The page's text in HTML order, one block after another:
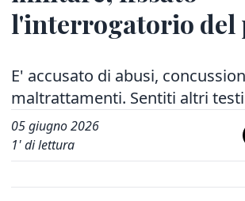
l'interrogatorio del
E' accusato di abusi,
maltrattamenti. Sentiti altri
05 giugno 2026
1' di lettura